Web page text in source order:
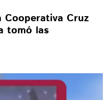
Cooperativa Cruz
tomó las